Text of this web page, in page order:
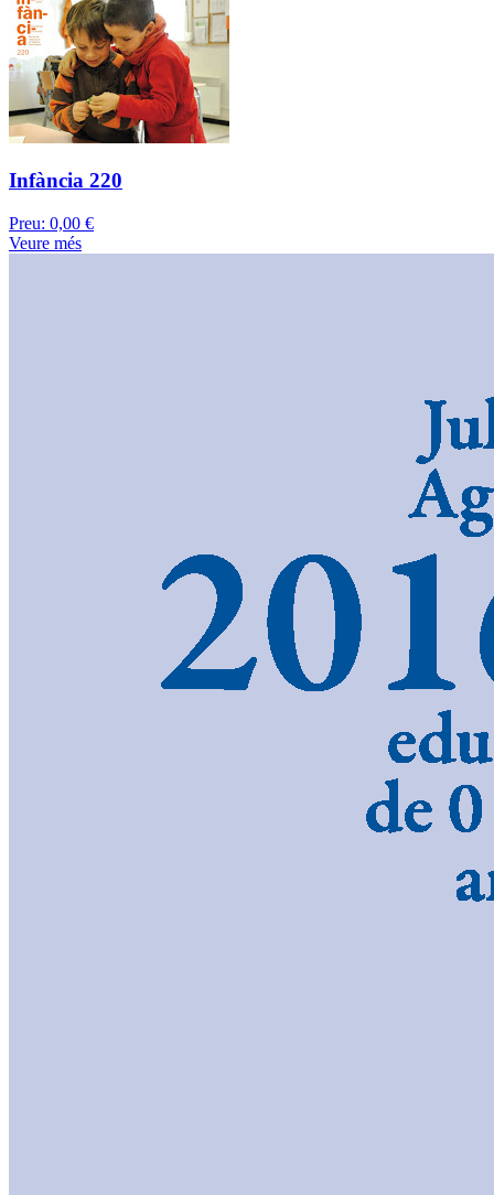
Infància 220
Preu: 0,00 €
Veure més